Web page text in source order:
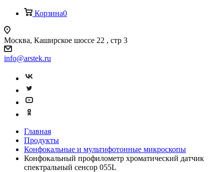
Корзина0
Москва, Каширское шоссе 22 , стр 3
info@arstek.ru
Главная
Продукты
Конфокальные и мультифотонные микроскопы
Конфокальный профилометр хроматический датчик
спектральный сенсор 055L